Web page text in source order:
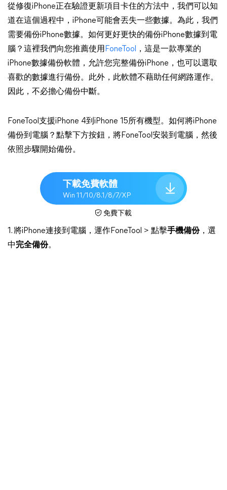
從修復iPhone正在驗證更新項目卡住的方法中，我們可以知
道在這個過程中，iPhone可能會丟失一些數據。為此，我們
需要備份iPhone數據。如何更好更快的備份iPhone數據到電
腦？這裡我們向您推薦使用 FoneTool
，這是一款專業的
iPhone數據備份軟體，允許您完整備份iPhone，也可以選取
喜歡的數據進行備份。此外，此軟體不藉助任何網路運作。
因此，不必擔心備份中斷。
FoneTool支援iPhone 4到iPhone 15所有機型。如何將iPhone
備份到電腦？點擊下方按鈕，將FoneTool安裝到電腦，然後
依照步驟開始備份。
下載免費軟體
Win 11/10/8.1/8/7/XP
免費下載
1. 將iPhone連接到電腦，運作FoneTool > 點擊手機備份，選
中完全備份。